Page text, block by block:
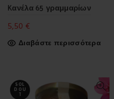
Kανέλα 65 γραμμαρίων
5,50 €
Διαβάστε περισσότερα
SOL
D OU
T